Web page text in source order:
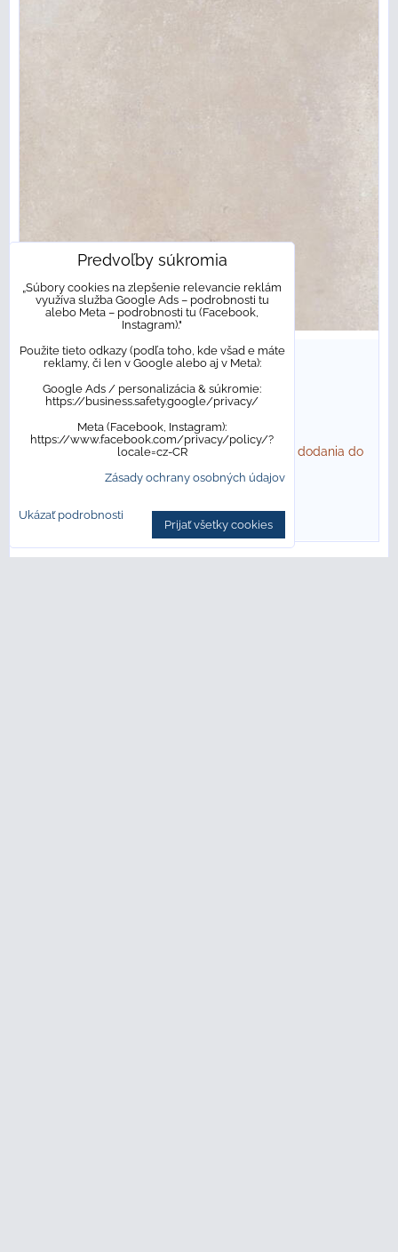
41,68 €s DPH/ m²
52,93 €s DPH / bal
s DPH Zľava 17%
NA OBJEDNÁVKU. Bežný termín dodania do
10 pracovných dní
bal DO KOŠÍKA
Predvoľby súkromia
„Súbory cookies na zlepšenie relevancie reklám
využíva služba Google Ads – podrobnosti tu
alebo Meta – podrobnosti tu (Facebook,
Instagram)."
Použite tieto odkazy (podľa toho, kde všad e máte
reklamy, či len v Google alebo aj v Meta):
Google Ads / personalizácia & súkromie:
https://business.safety.google/privacy/
Meta (Facebook, Instagram):
https://www.facebook.com/privacy/policy/?
locale=cz-CR
Zásady ochrany osobných údajov
Ukázať podrobnosti
Prijať všetky cookies